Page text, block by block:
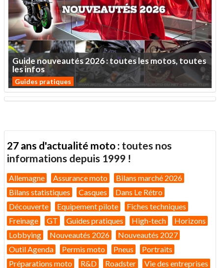
Guidenouveautés2026:touteslesmotos,toutes
lesinfos
Guides pratiques
27 ans d'actualité moto : toutes nos
informations depuis 1999 !
Allemagne Assurance moto
Bilans marché 2026
Bilans statistiques
Casques
Dans Le Rétro
Découverte
Equipement pilote
Fiches techniques
Freinage
GT Guides pratiques High-tech
Horizons
Lobbying
Nouveautés 2026
Nouveautés 2027
Outil Agenda
Permis moto Pneus
Portraits
Préparations moto
R&D Roadster Vie des entreprises